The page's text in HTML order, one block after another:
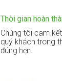
Thời gian hoàn
Chúng tôi cam
quý khách trong
đúng hẹn.